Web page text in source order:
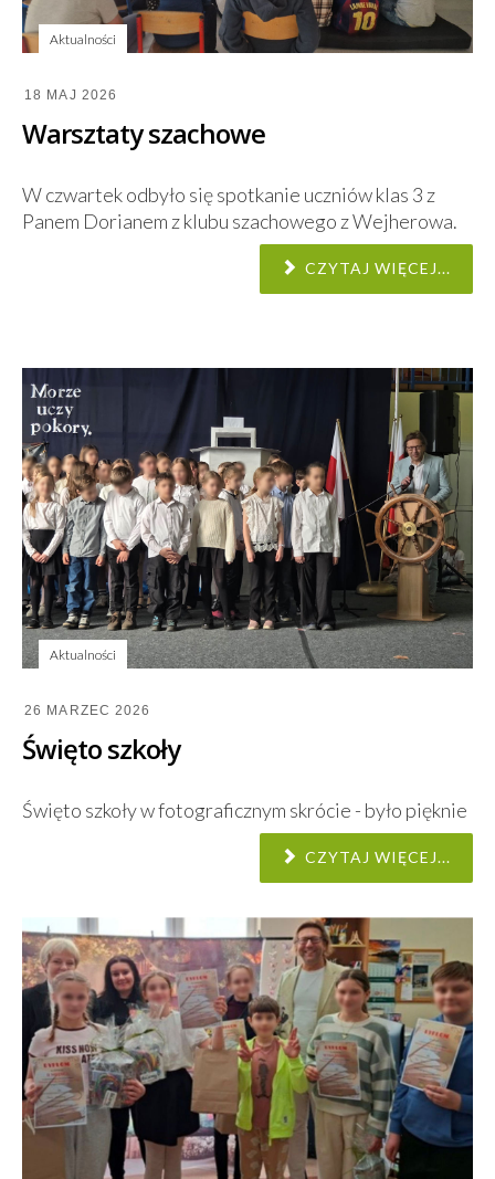
Aktualności
18 MAJ 2026
Warsztaty szachowe
W czwartek odbyło się spotkanie uczniów klas 3 z
Panem Dorianem z klubu szachowego z Wejherowa.
CZYTAJ WIĘCEJ...
Aktualności
26 MARZEC 2026
Święto szkoły
Święto szkoły w fotograficznym skrócie - było pięknie
CZYTAJ WIĘCEJ...